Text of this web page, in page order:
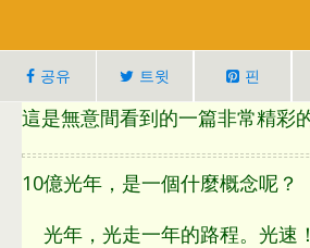
공유 트윗 핀
這是無意間看到的一篇非常精彩
10億光年 ， 是一個什麼概念呢？
光年 ， 光走一年的路程。 光速